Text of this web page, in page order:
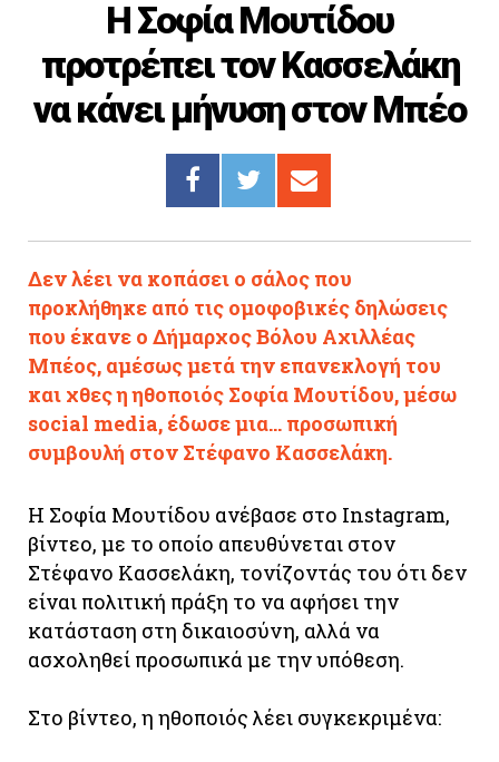
ΣΥΝΔΕΣΜΟΙ
Tv
Η Σοφία Μουτίδου
προτρέπει τον Κασσελάκη
να κάνει μήνυση στον Μπέο
Δεν λέει να κοπάσει ο σάλος που
προκλήθηκε από τις ομοφοβικές δηλώσεις
που έκανε ο Δήμαρχος Βόλου Αχιλλέας
Μπέος, αμέσως μετά την επανεκλογή του
και χθες η ηθοποιός Σοφία Μουτίδου, μέσω
social media, έδωσε μια... προσωπική
συμβουλή στον Στέφανο Κασσελάκη.
Η Σοφία Μουτίδου ανέβασε στο Instagram,
βίντεο, με το οποίο απευθύνεται στον
Στέφανο Κασσελάκη, τονίζοντάς του ότι δεν
είναι πολιτική πράξη το να αφήσει την
κατάσταση στη δικαιοσύνη, αλλά να
ασχοληθεί προσωπικά με την υπόθεση.
Στο βίντεο, η ηθοποιός λέει συγκεκριμένα: